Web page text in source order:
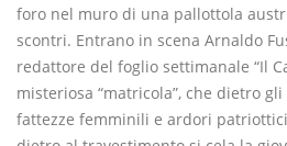
foro nel muro di una pallottola
scontri. Entrano in scena Arnaldo
redattore del foglio settimanale “Il
misteriosa “matricola”, che dietro
fattezze femminili e ardori